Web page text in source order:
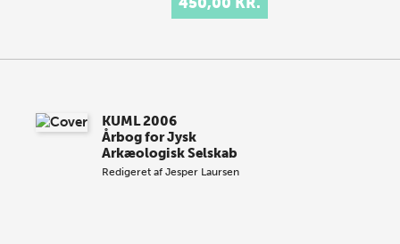
KUML 2006
Årbog for Jysk
Arkæologisk Selskab
Redigeret af Jesper Laursen